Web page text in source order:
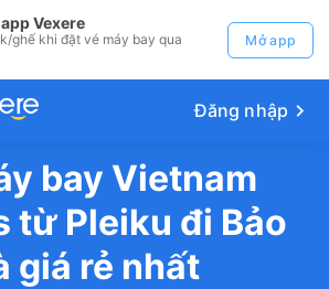
Vexere
ghế khi đặt vé máy bay qua
Mở app
Đăng nhập
bay Vietnam
từ Pleiku đi Bảo
giá rẻ nhất